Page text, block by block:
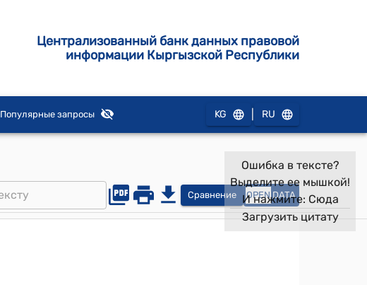
Централизованный банк данных правовой
информации Кыргызской Республики
Популярные запросы KG RU
Сравнение OPEN DATA
Ошибка в тексте?
Выделите ее мышкой!
И нажмите: Сюда
Загрузить цитату